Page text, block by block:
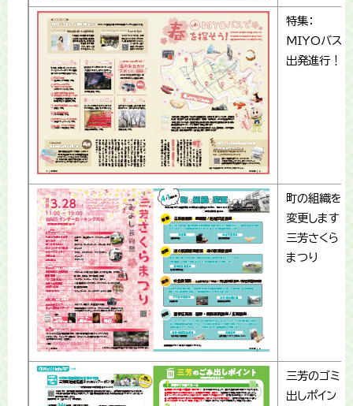
特集：
MIYOバス
出発進行！
町の組織を
変更します
三芳さくら
まつり
三芳のゴミ
出しポイン